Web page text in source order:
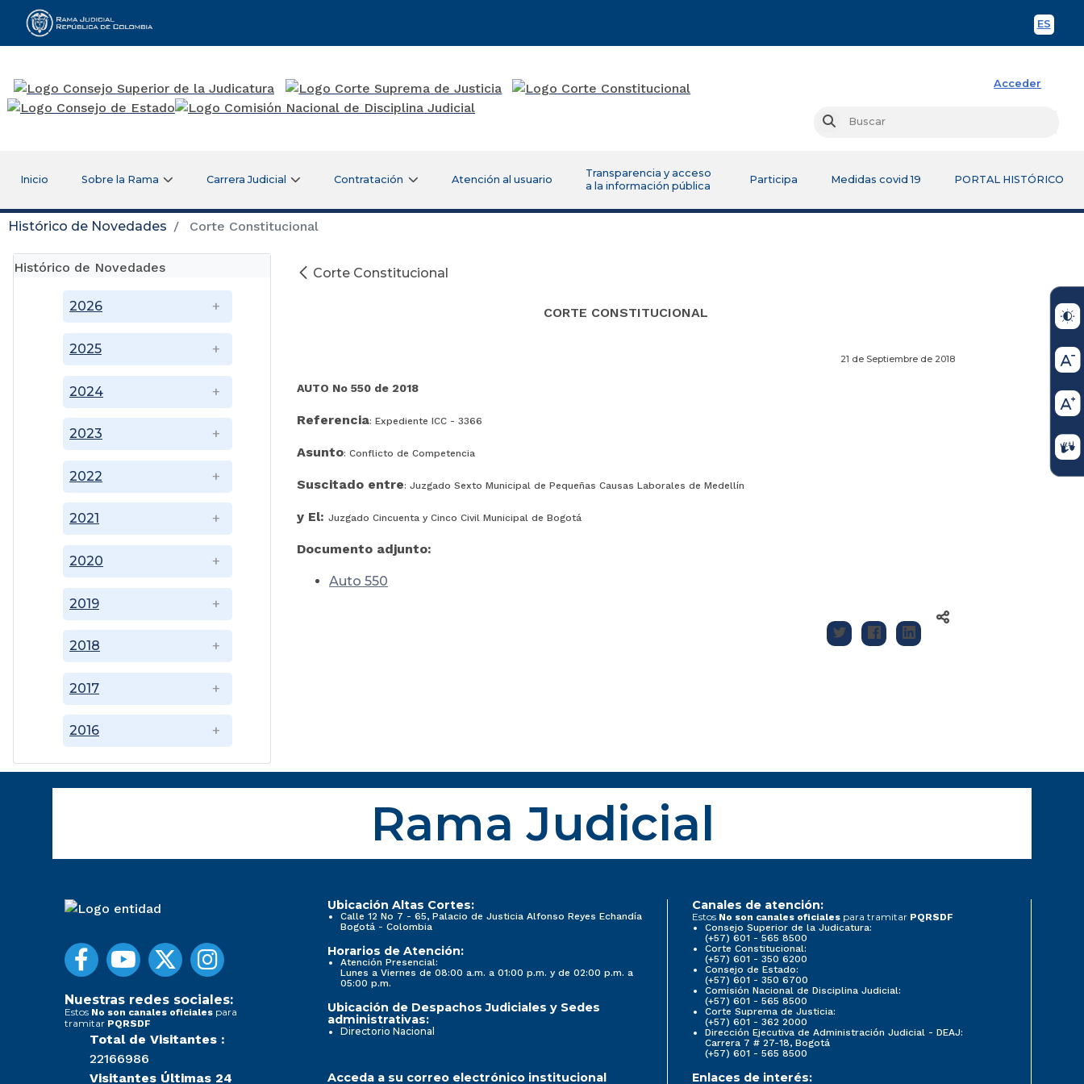
ES
Rama Judicial
Acceder
Buscar
Inicio Sobre la Rama Carrera Judicial Contratación Atención al usuario
Transparencia y acceso
a la información pública
Participa Medidas covid 19 PORTAL HISTÓRICO
Histórico de Novedades Corte Constitucional
Histórico de Novedades
2016
2017
2018
2019
2020
2021
2022
2023
2024
2025
2026
Corte Constitucional
CORTE CONSTITUCIONAL
21 de Septiembre de 2018
AUTO No 550 de 2018
Referencia: Expediente ICC - 3366
Asunto: Conflicto de Competencia
Suscitado entre: Juzgado Sexto Municipal de Pequeñas Causas Laborales de Medellín
y El: Juzgado Cincuenta y Cinco Civil Municipal de Bogotá
Documento adjunto:
Auto 550
Rama Judicial
Nuestras redes sociales:
Estos No son canales oficiales para
tramitar PQRSDF
Total de Visitantes :
22166986
Visitantes Últimas 24
Ubicación Altas Cortes:
Calle 12 No 7 - 65, Palacio de Justicia Alfonso Reyes Echandía
Bogotá - Colombia
Horarios de Atención:
Atención Presencial:
Lunes a Viernes de 08:00 a.m. a 01:00 p.m. y de 02:00 p.m. a
05:00 p.m.
Ubicación de Despachos Judiciales y Sedes
administrativas:
Directorio Nacional
Canales de atención:
Estos No son canales oficiales para tramitar PQRSDF
Consejo Superior de la Judicatura:
(+57) 601 - 565 8500
Corte Constitucional:
(+57) 601 - 350 6200
Consejo de Estado:
(+57) 601 - 350 6700
Comisión Nacional de Disciplina Judicial:
(+57) 601 - 565 8500
Corte Suprema de Justicia:
(+57) 601 - 362 2000
Dirección Ejecutiva de Administración Judicial - DEAJ:
Carrera 7 # 27-18, Bogotá
(+57) 601 - 565 8500
Acceda a su correo electrónico institucional Enlaces de interés: